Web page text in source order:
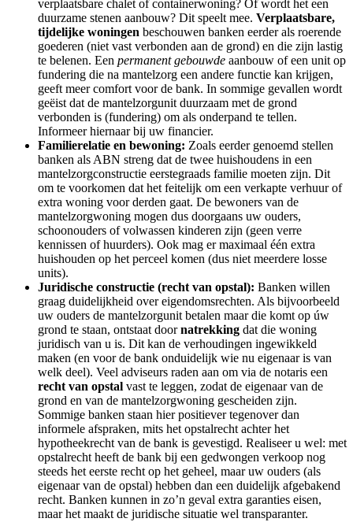
verplaatsbare chalet of containerwoning? Of wordt het een
duurzame stenen aanbouw? Dit speelt mee. Verplaatsbare,
tijdelijke woningen beschouwen banken eerder als roerende
goederen (niet vast verbonden aan de grond) en die zijn lastig
te belenen. Een permanent gebouwde aanbouw of een unit op
fundering die na mantelzorg een andere functie kan krijgen,
geeft meer comfort voor de bank. In sommige gevallen wordt
geëist dat de mantelzorgunit duurzaam met de grond
verbonden is (fundering) om als onderpand te tellen.
Informeer hiernaar bij uw financier.
Familierelatie en bewoning: Zoals eerder genoemd stellen
banken als ABN streng dat de twee huishoudens in een
mantelzorgconstructie eerstegraads familie moeten zijn. Dit
om te voorkomen dat het feitelijk om een verkapte verhuur of
extra woning voor derden gaat. De bewoners van de
mantelzorgwoning mogen dus doorgaans uw ouders,
schoonouders of volwassen kinderen zijn (geen verre
kennissen of huurders). Ook mag er maximaal één extra
huishouden op het perceel komen (dus niet meerdere losse
units).
Juridische constructie (recht van opstal): Banken willen
graag duidelijkheid over eigendomsrechten. Als bijvoorbeeld
uw ouders de mantelzorgunit betalen maar die komt op úw
grond te staan, ontstaat doornatrekking dat die woning
juridisch van u is. Dit kan de verhoudingen ingewikkeld
maken (en voor de bank onduidelijk wie nu eigenaar is van
welk deel). Veel adviseurs raden aan om via de notaris een
recht van opstal vast te leggen, zodat de eigenaar van de
grond en van de mantelzorgwoning gescheiden zijn.
Sommige banken staan hier positiever tegenover dan
informele afspraken, mits het opstalrecht achter het
hypotheekrecht van de bank is gevestigd. Realiseer u wel: met
opstalrecht heeft de bank bij een gedwongen verkoop nog
steeds het eerste recht op het geheel, maar uw ouders (als
eigenaar van de opstal) hebben dan een duidelijk afgebakend
recht. Banken kunnen in zo’n geval extra garanties eisen,
maar het maakt de juridische situatie wel transparanter.